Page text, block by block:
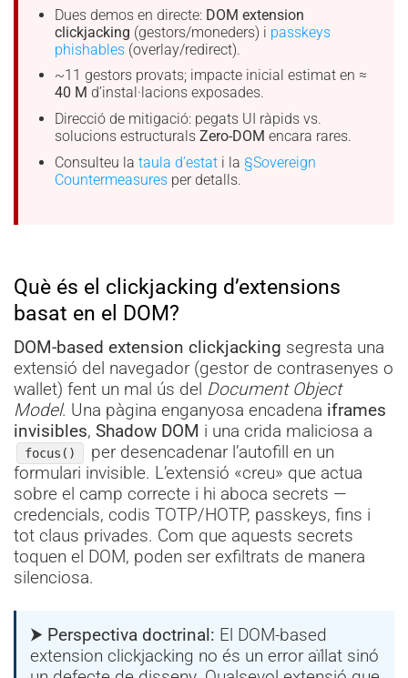
Dues demos en directe: DOM extension
clickjacking (gestors/moneders) i passkeys
phishables(overlay/redirect).
~11 gestors provats; impacte inicial estimat en ≈
40 M d’instal·lacions exposades.
Direcció de mitigació: pegats UI ràpids vs.
solucions estructurals Zero-DOM encara rares.
Consulteu la taula d’estati la §Sovereign
Countermeasuresper detalls.
Què és el clickjacking d’extensions
basat en el DOM?
DOM-based extension clickjacking segresta una
extensió del navegador (gestor de contrasenyes o
wallet) fent un mal ús del Document Object
Model. Una pàgina enganyosa encadena iframes
invisibles, Shadow DOM i una crida maliciosa a
focus()
per desencadenar l’autofill en un
formulari invisible. L’extensió «creu» que actua
sobre el camp correcte i hi aboca secrets —
credencials, codis TOTP/HOTP, passkeys, fins i
tot claus privades. Com que aquests secrets
toquen el DOM, poden ser exfiltrats de manera
silenciosa.
⮞ Perspectiva doctrinal: El DOM-based
extension clickjacking no és un error aïllat sinó